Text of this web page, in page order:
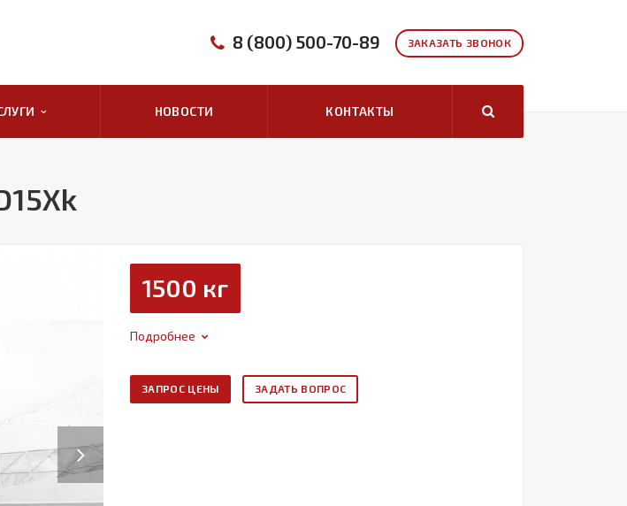
ЗАКАЗАТЬ ЗВОНОК
8 (800) 500-70-89
НОВОСТИ КОНТАКТЫ
1500 кг
Подробнее
ЗАПРОС ЦЕНЫ ЗАДАТЬ ВОПРОС